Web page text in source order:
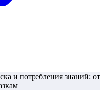
и потребления знаний: от